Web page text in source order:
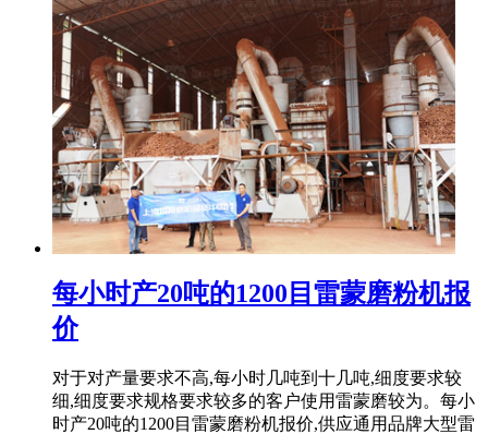
每小时产20吨的1200目雷蒙磨粉机报
价
对于对产量要求不高,每小时几吨到十几吨,细度要求较
细,细度要求规格要求较多的客户使用雷蒙磨较为。每小
时产20吨的1200目雷蒙磨粉机报价,供应通用品牌大型雷